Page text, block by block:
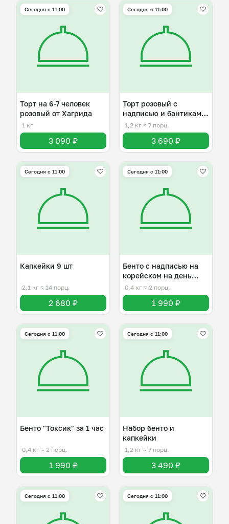
Сегодня с 11:00
Торт на 6-7 человек
розовый от Хагрида
1 кг
3 090 ₽
Сегодня с 11:00
Торт розовый с
надписью и бантиками
на 6-7 человек
1,2 кг ≈ 7 порц.
3 690 ₽
Сегодня с 11:00
Капкейки 9 шт
2,1 кг ≈ 14 порц.
2 680 ₽
Сегодня с 11:00
Бенто с надписью на
корейском на день
рождения
0,4 кг ≈ 2 порц.
1 990 ₽
Сегодня с 11:00
Бенто "Токсик" за 1 час
0,4 кг ≈ 2 порц.
1 990 ₽
Сегодня с 11:00
Набор бенто и
капкейки
1,2 кг ≈ 7 порц.
3 490 ₽
Сегодня с 11:00 Сегодня с 11:00